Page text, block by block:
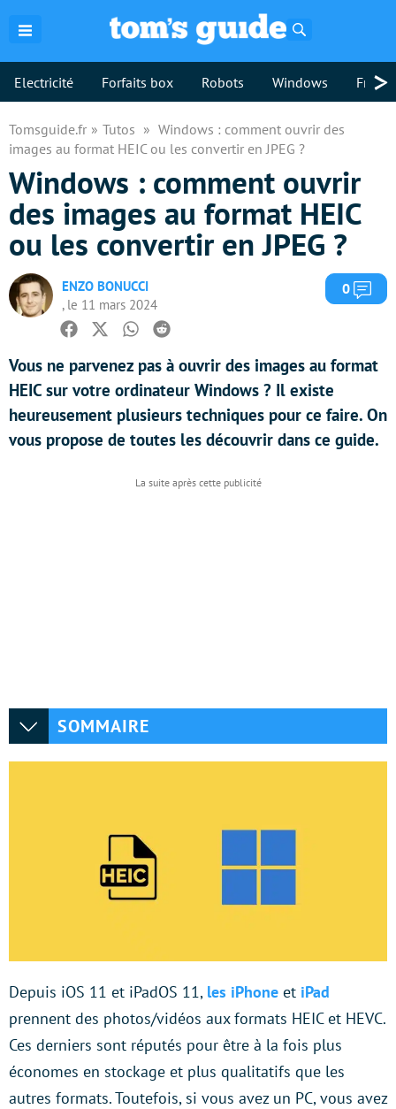
Electricité Forfaits box Robots Windows >
Tomsguide.fr Tutos
Windows : comment ouvrir des
images au format HEIC ou les convertir en JPEG ?
Windows : comment ouvrir
des images au format HEIC
ou les convertir en JPEG ?
ENZO BONUCCI
, le 11 mars 2024
0
Facebook
TwitterWhatsapp
Reddit
Vous ne parvenez pas à ouvrir des images au format
HEIC sur votre ordinateur Windows ? Il existe
heureusement plusieurs techniques pour ce faire. On
vous propose de toutes les découvrir dans ce guide.
SOMMAIRE
Depuis iOS 11 et iPadOS 11, les iPhone et iPad
prennent des photos/vidéos aux formats HEIC et HEVC.
Ces derniers sont réputés pour être à la fois plus
économes en stockage et plus qualitatifs que les
autres formats. Toutefois, si vous avez un PC, vous avez